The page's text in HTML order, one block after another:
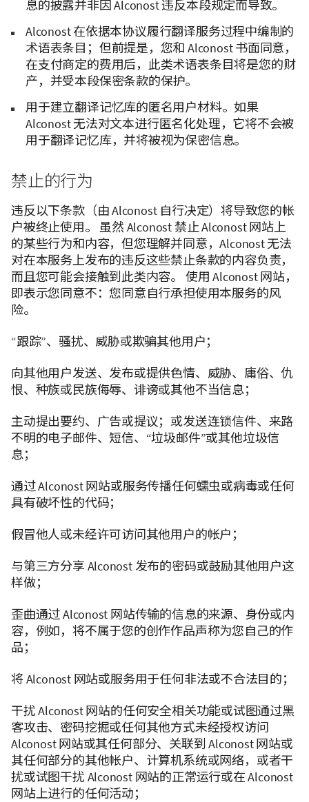
息的披露并非因 Alconost 违反本段规定而导致。
Alconost 在依据本协议履行翻译服务过程中编制的
术语表条目；但前提是，您和 Alconost 书面同意，
在支付商定的费用后，此类术语表条目将是您的财
产，并受本段保密条款的保护。
用于建立翻译记忆库的匿名用户材料。如果
Alconost 无法对文本进行匿名化处理，它将不会被
用于翻译记忆库，并将被视为保密信息。
禁止的行为
违反以下条款（由 Alconost 自行决定）将导致您的帐
户被终止使用。 虽然 Alconost 禁止 Alconost 网站上
的某些行为和内容，但您理解并同意，Alconost 无法
对在本服务上发布的违反这些禁止条款的内容负责，
而且您可能会接触到此类内容。 使用 Alconost 网站，
即表示您同意不：您同意自行承担使用本服务的风
险。
“跟踪”、骚扰、威胁或欺骗其他用户；
向其他用户发送、发布或提供色情、威胁、庸俗、仇
恨、种族或民族侮辱、诽谤或其他不当信息；
主动提出要约、广告或提议；或发送连锁信件、来路
不明的电子邮件、短信、“垃圾邮件”或其他垃圾信
息；
通过 Alconost 网站或服务传播任何蠕虫或病毒或任何
具有破坏性的代码；
假冒他人或未经许可访问其他用户的帐户；
与第三方分享 Alconost 发布的密码或鼓励其他用户这
样做；
歪曲通过 Alconost 网站传输的信息的来源、身份或内
容，例如，将不属于您的创作作品声称为您自己的作
品；
将 Alconost 网站或服务用于任何非法或不合法目的；
干扰 Alconost 网站的任何安全相关功能或试图通过黑
客攻击、密码挖掘或任何其他方式未经授权访问
Alconost 网站或其任何部分、关联到 Alconost 网站或
其任何部分的其他帐户、计算机系统或网络，或者干
扰或试图干扰 Alconost 网站的正常运行或在 Alconost
网站上进行的任何活动；